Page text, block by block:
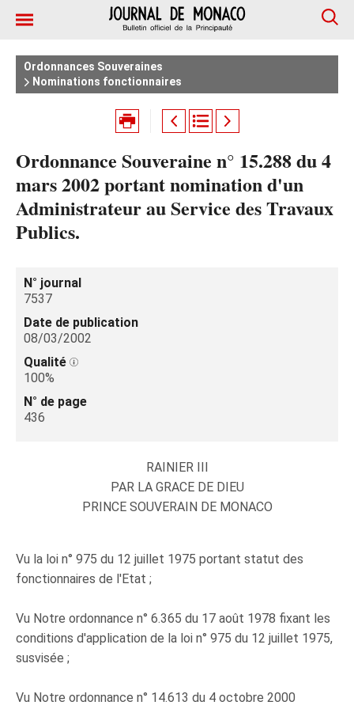
Ordonnances Souveraines
Nominations fonctionnaires
Ordonnance Souveraine n° 15.288 du 4
mars 2002 portant nomination d'un
Administrateur au Service des Travaux
Publics.
N° journal
7537
Date de publication
08/03/2002
Qualité
100%
N° de page
436
RAINIER III
PAR LA GRACE DE DIEU
PRINCE SOUVERAIN DE MONACO
Vu la loi n° 975 du 12 juillet 1975 portant statut des
fonctionnaires de l'Etat ;
Vu Notre ordonnance n° 6.365 du 17 août 1978 fixant les
conditions d'application de la loi n° 975 du 12 juillet 1975,
susvisée ;
Vu Notre ordonnance n° 14.613 du 4 octobre 2000